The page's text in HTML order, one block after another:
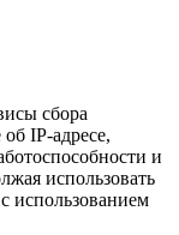
сбора
IP-адресе,
и
использовать
использованием